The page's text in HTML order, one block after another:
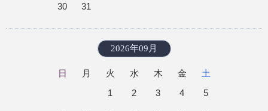
30 31
2026年09月
日 月 火 水 木 金
土
1
2 3 4 5